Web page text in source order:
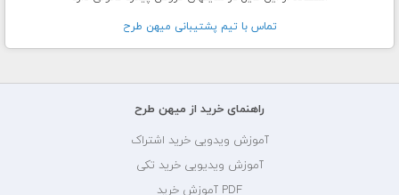
تماس با تيم پشتيبانی ميهن طرح
راهنمای خرید از میهن طرح
آموزش ویدویی خرید اشتراک
آموزش ویدیویی خرید تکی
PDF آموزش خرید